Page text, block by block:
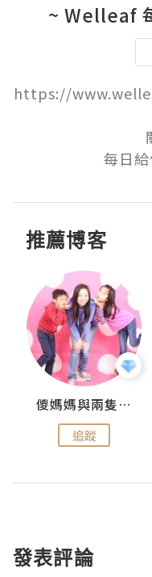
~ Welleaf
https://
每日給
推薦博客
儍媽媽與兩隻小魔怪之家
追蹤
發表評論